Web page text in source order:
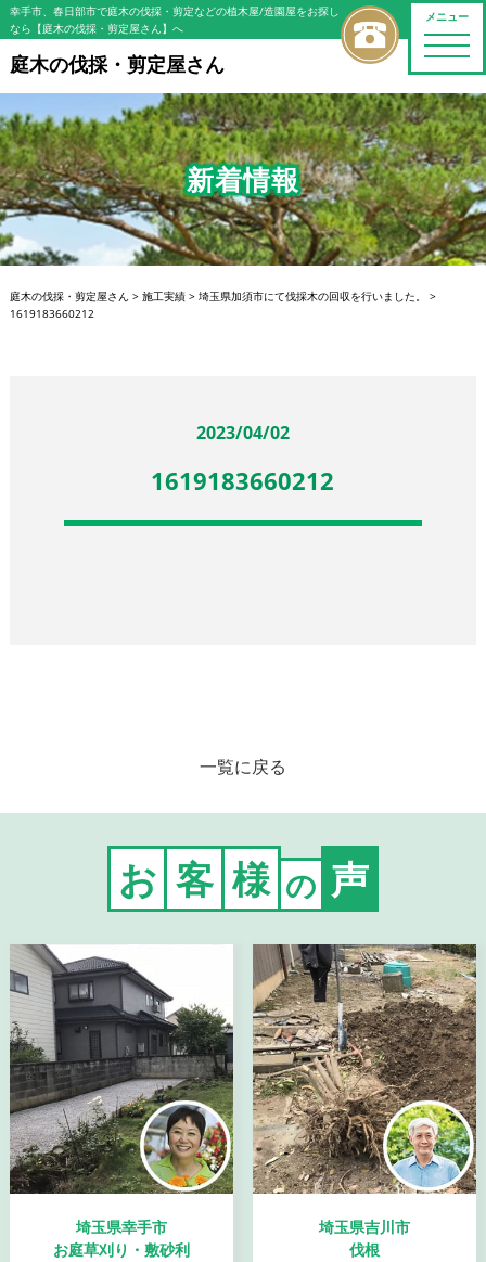
メニュー
toggle
幸手市、春日部市で庭木の伐採・剪定などの植木屋/造園屋をお探し
なら【庭木の伐採・剪定屋さん】へ
庭木の伐採・剪定屋さん
新着情報
庭木の伐採・剪定屋さん > 施工実績> 埼玉県加須市にて伐採木の回収を行いました。
>
1619183660212
2023/04/02
1619183660212
一覧に戻る
お 客 様 の 声
埼玉県幸手市
お庭草刈り・敷砂利
埼玉県吉川市
伐根